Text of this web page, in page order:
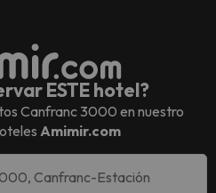
ESTE hotel?
Canfranc 3000 en nuestro
Amimir.com